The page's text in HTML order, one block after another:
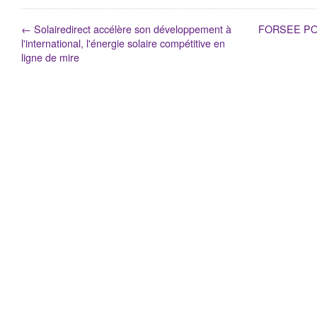
← Solairedirect accélère son développement à
l'international, l'énergie solaire compétitive en
ligne de mire
FORSEE